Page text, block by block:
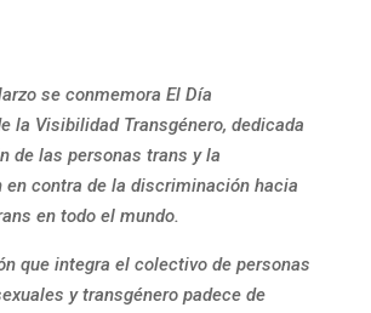
se conmemora El Día
la Visibilidad Transgénero, dedicada
de las personas trans y la
contra de la discriminación hacia
en todo el mundo.
que integra el colectivo de personas
y transgénero padece de